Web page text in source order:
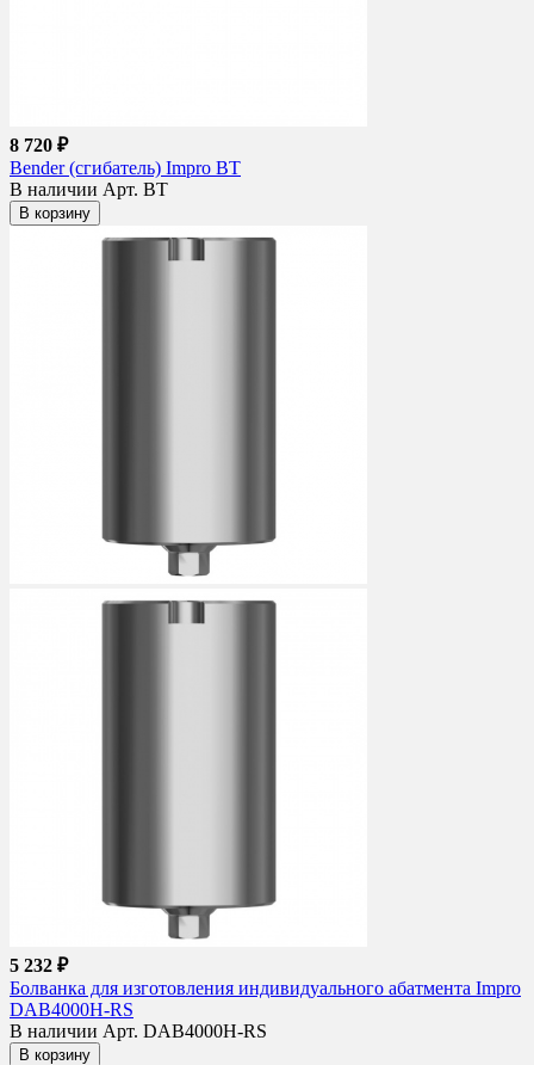
8 720 ₽
Bender (сгибатель) Impro BT
В наличии Арт. BT
В корзину
5 232 ₽
Болванка для изготовления индивидуального абатмента Impro
DAB4000H-RS
В наличии Арт. DAB4000H-RS
В корзину